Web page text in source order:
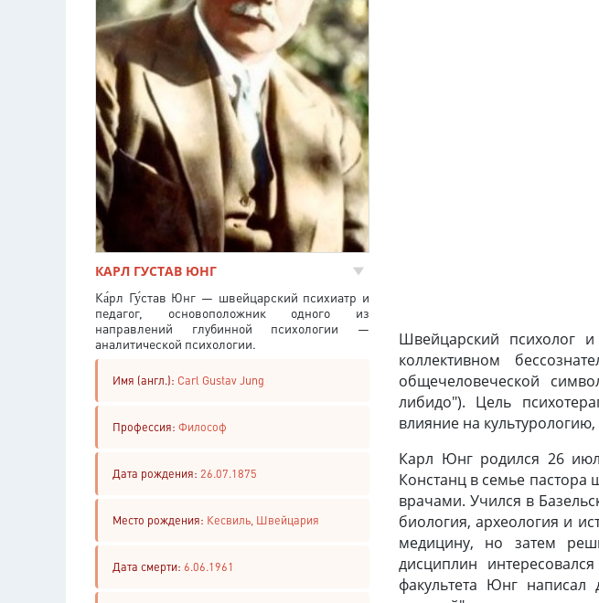
Швейцарский психолог
коллективном
общечеловеческой
либидо"). Цель
влияние на
Карл Юнг родился 26
Констанц в семье
врачами. Учился в
биология, археология и
медицину, но затем
дисциплин
факультета Юнг написал
КАРЛ ГУСТАВ ЮНГ
Ка́рл Гу́став Юнг — швейцарский психиатр и
педагог, основоположник одного из
направлений глубинной психологии —
аналитической психологии.
Имя (англ.): Carl Gustav Jung
Профессия: Философ
Дата рождения: 26.07.1875
Место рождения: Кесвиль, Швейцария
Дата смерти: 6.06.1961